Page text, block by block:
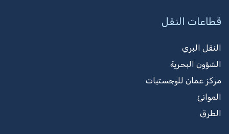
قطاعات النقل
النقل البري
الشؤون البحرية
مركز عمان للوجستيات
الموانئ
الطرق